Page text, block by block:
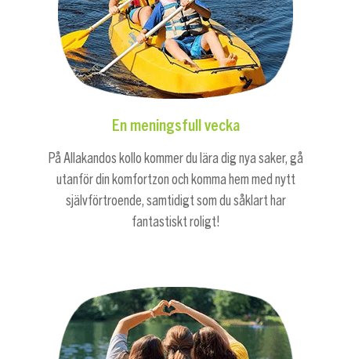
En meningsfull vecka
På Allakandos kollo kommer du lära dig nya saker, gå
utanför din komfortzon och komma hem med nytt
självförtroende, samtidigt som du såklart har
fantastiskt roligt!